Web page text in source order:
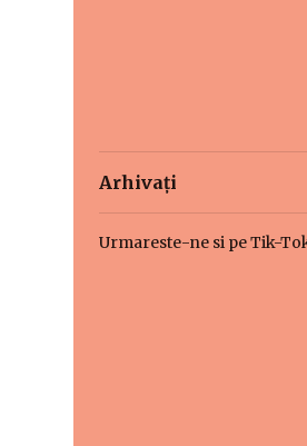
Arhivați
Urmareste-ne si pe Tik-